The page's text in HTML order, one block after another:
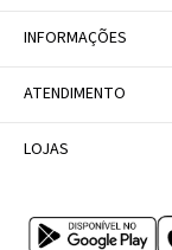
A Marca
Trabalhe conosco
INFORMAÇÕES
Política de
Tabela de Medidas
ATENDIMENTO
Personal Shopper
LOJAS
Multimarcas